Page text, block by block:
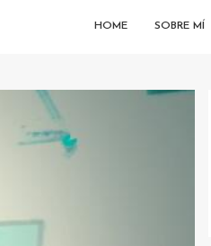
HOME SOBRE MÍ